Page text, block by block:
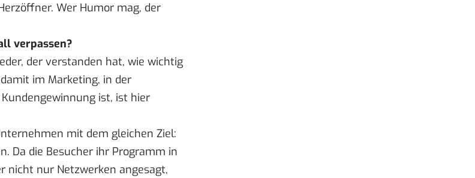
Wer Humor mag, der
verpassen?
der verstanden hat, wie wichtig
im Marketing, in der
ist, ist hier
mit dem gleichen Ziel:
Da die Besucher ihr Programm in
nicht nur Netzwerken angesagt,